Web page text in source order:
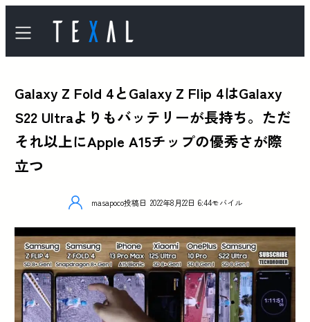
Galaxy Z Fold 4とGalaxy Z Flip 4はGalaxy
S22 Ultraよりもバッテリーが長持ち。ただ
それ以上にApple A15チップの優秀さが際
立つ
masapoco投稿日 2022年8月22日 6:44モバイル